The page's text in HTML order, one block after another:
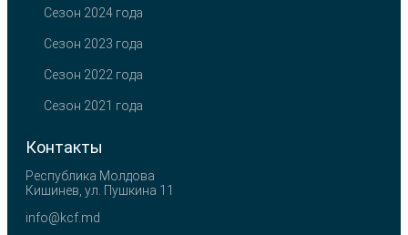
Сезон 2024 года
Сезон 2023 года
Сезон 2022 года
Сезон 2021 года
Контакты
Республика Молдова
Кишинев, ул. Пушкина 11
info@kcf.md